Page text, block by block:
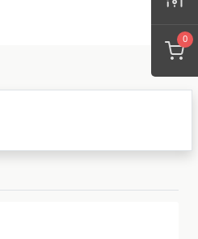
0